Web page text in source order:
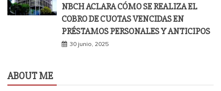
NBCH ACLARA CÓMO SE REALIZA EL
COBRO DE CUOTAS VENCIDAS EN
PRÉSTAMOS PERSONALES Y ANTICIPOS
30 junio, 2025
ABOUT ME